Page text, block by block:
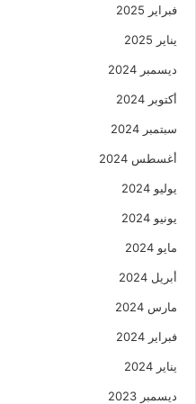
فبراير 2025
يناير 2025
ديسمبر 2024
أكتوبر 2024
سبتمبر 2024
أغسطس 2024
يوليو 2024
يونيو 2024
مايو 2024
أبريل 2024
مارس 2024
فبراير 2024
يناير 2024
ديسمبر 2023